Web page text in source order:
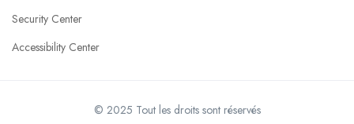
Security Center
Accessibility Center
© 2025 Tout les droits sont réservés